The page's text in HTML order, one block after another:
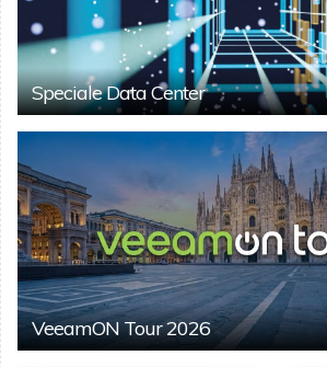
Speciale Data Center
VeeamON Tour 2026